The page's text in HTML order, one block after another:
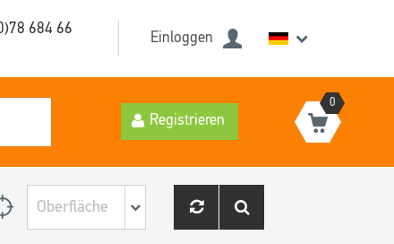
684 66
Einloggen
Registrieren
0